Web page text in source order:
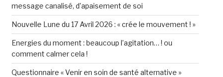
message canalisé, d’apaisement de soi
Nouvelle Lune du 17 Avril 2026 : « crée le mouvement ! »
Energies du moment : beaucoup l’agitation… ! ou
comment calmer cela !
Questionnaire « Venir en soin de santé alternative »